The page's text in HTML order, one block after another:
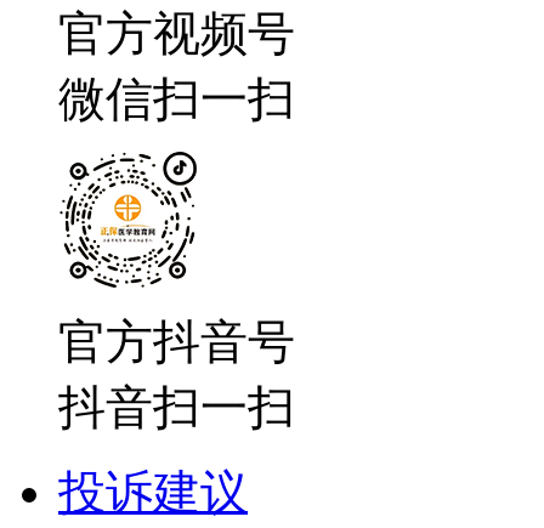
官方视频号
微信扫一扫
官方抖音号
抖音扫一扫
投诉建议